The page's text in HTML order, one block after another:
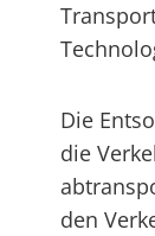
Die
die
den